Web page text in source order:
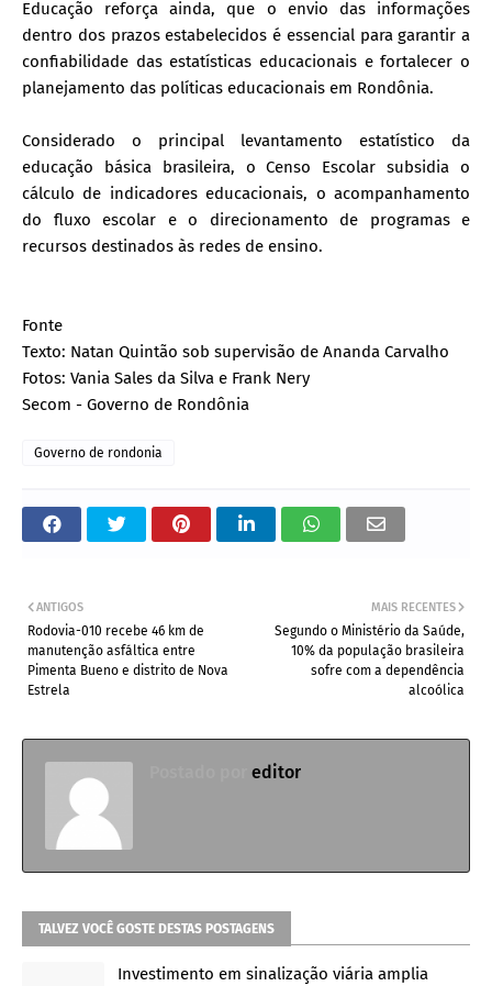
Educação reforça ainda, que o envio das informações
dentro dos prazos estabelecidos é essencial para garantir a
confiabilidade das estatísticas educacionais e fortalecer o
planejamento das políticas educacionais em Rondônia.
Considerado o principal levantamento estatístico da
educação básica brasileira, o Censo Escolar subsidia o
cálculo de indicadores educacionais, o acompanhamento
do fluxo escolar e o direcionamento de programas e
recursos destinados às redes de ensino.
Fonte
Texto: Natan Quintão sob supervisão de Ananda Carvalho
Fotos: Vania Sales da Silva e Frank Nery
Secom - Governo de Rondônia
Governo de rondonia
MAIS RECENTES
Segundo o Ministério da Saúde,
10% da população brasileira
sofre com a dependência
alcoólica
ANTIGOS
Rodovia-010 recebe 46 km de
manutenção asfáltica entre
Pimenta Bueno e distrito de Nova
Estrela
editor
TALVEZ VOCÊ GOSTE DESTAS POSTAGENS
Investimento em sinalização viária amplia